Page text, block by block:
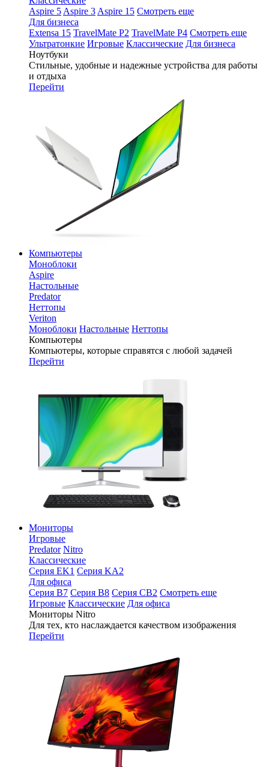
Aspire 5 Aspire 3 Aspire 15 Смотреть еще
Для бизнеса
Extensa 15 TravelMate P2 TravelMate P4 Смотреть еще
Ультратонкие Игровые Классические Для бизнеса
Ноутбуки
Стильные, удобные и надежные устройства для работы
и отдыха
Перейти
Компьютеры
Моноблоки
Aspire
Настольные
Predator
Неттопы
Veriton
Моноблоки Настольные Неттопы
Компьютеры
Компьютеры, которые справятся с любой задачей
Перейти
Мониторы
Игровые
Predator Nitro
Классические
Серия EK1 Серия KA2
Для офиса
Серия B7 Серия B8 Серия CB2 Смотреть еще
Игровые Классические Для офиса
Мониторы Nitro
Для тех, кто наслаждается качеством изображения
Перейти